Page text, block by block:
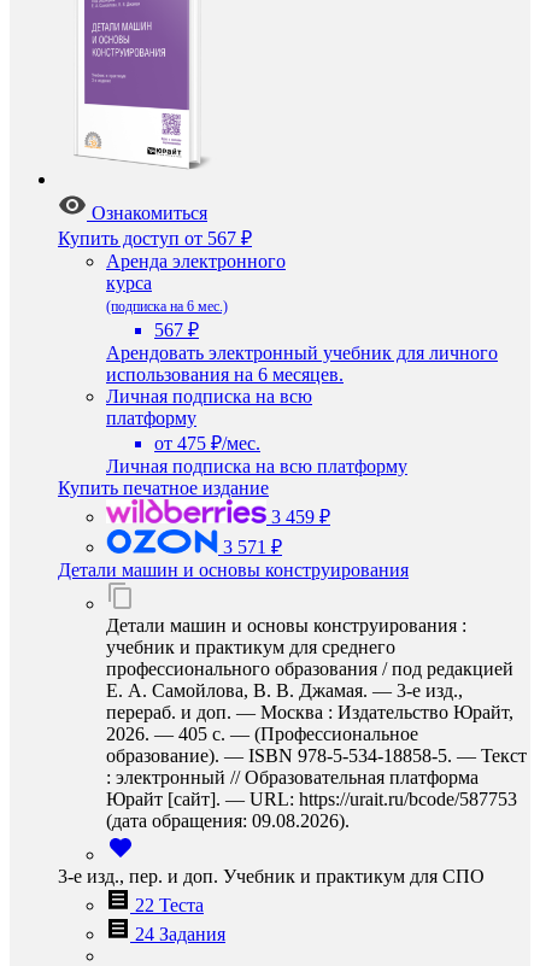
Ознакомиться
Купить доступ от 567 ₽
Аренда электронного
курса
(подписка на 6 мес.)
567 ₽
Арендовать электронный учебник для личного
использования на 6 месяцев.
Личная подписка на всю
платформу
от 475 ₽/мес.
Личная подписка на всю платформу
Купить печатное издание
3 459 ₽
3 571 ₽
Детали машин и основы конструирования
Детали машин и основы конструирования :
учебник и практикум для среднего
профессионального образования / под редакцией
Е. А. Самойлова, В. В. Джамая. — 3-е изд.,
перераб. и доп. — Москва : Издательство Юрайт,
2026. — 405 с. — (Профессиональное
образование). — ISBN 978-5-534-18858-5. — Текст
: электронный // Образовательная платформа
Юрайт [сайт]. — URL: https://urait.ru/bcode/587753
(дата обращения: 09.08.2026).
3-е изд., пер. и доп. Учебник и практикум для СПО
22 Теста
24 Задания